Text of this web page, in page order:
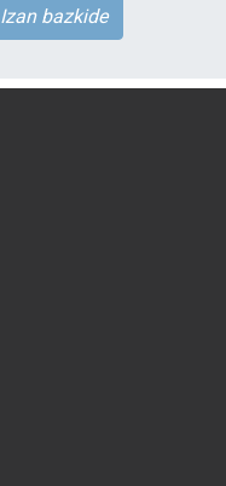
Izan bazkide